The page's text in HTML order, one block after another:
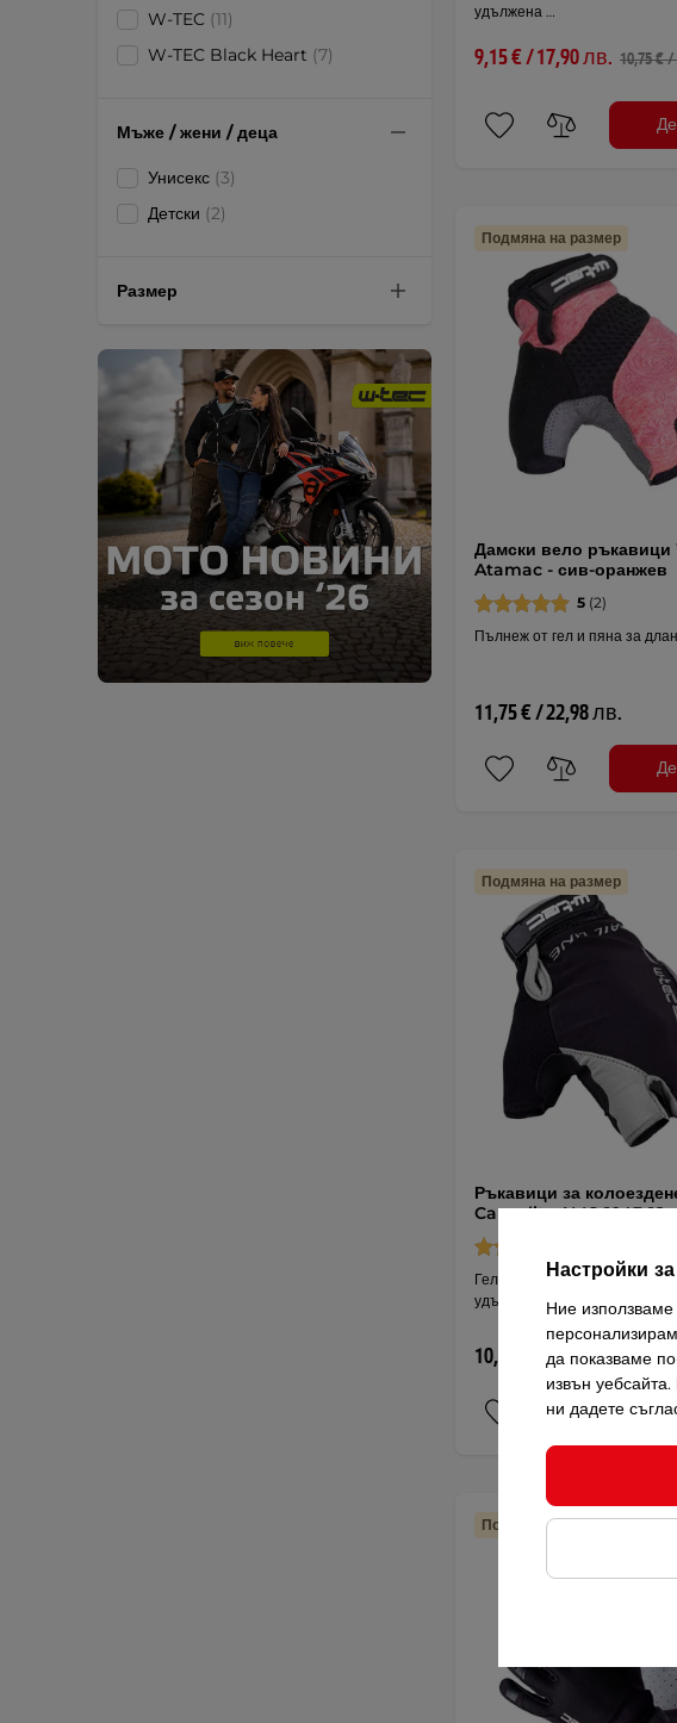
W-TEC (11)
W-TEC Black Heart (7)
Мъже / жени / деца
Унисекс (3)
Детски (2)
Размер
удължена …
9,15 € / 17,90 лв. 10,75 €
Подмяна на размер
Дамски вело ръкавици
Atamac - сив-оранжев
5 (2)
Пълнеж от гел и пяна за
11,75 € / 22,98 лв.
Подмяна на размер
Ръкавици за
Causality AMC-1043-18
Гел падове и уплътнение от
удължена …
10,75 € / 21,03 лв.
Подмяна на размер
Настройки
Ние използваме
да показваме
извън
ни дадете